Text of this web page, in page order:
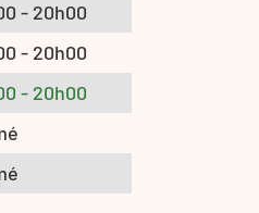
- 20h00
- 20h00
- 20h00